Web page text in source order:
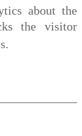
about the
the visitor